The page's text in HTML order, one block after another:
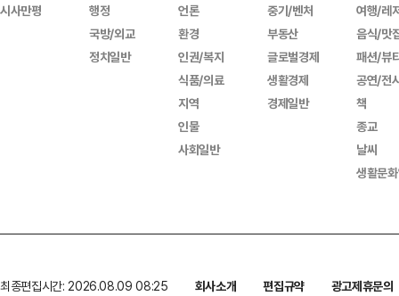
시사만평
행정
국방/외교
정치일반
언론
환경
인권/복지
식품/의료
지역
인물
사회일반
중기/벤처
부동산
글로벌경제
생활경제
경제일반
여행/레
음식/맛
패션/뷰
공연/전
책
종교
날씨
생활문
최종편집시간: 2026.08.09 08:25 회사소개 편집규약
광고제휴문의